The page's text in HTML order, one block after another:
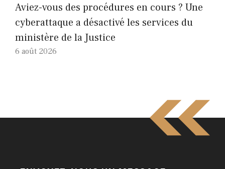
Aviez-vous des procédures en cours ? Une
cyberattaque a désactivé les services du
ministère de la Justice
6 août 2026